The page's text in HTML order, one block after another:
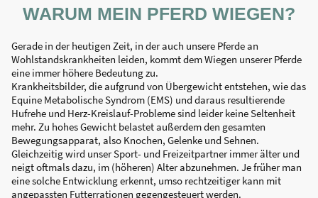
WARUM MEIN PFERD WIEGEN?
Gerade in der heutigen Zeit, in der auch unsere Pferde an
Wohlstandskrankheiten leiden, kommt dem Wiegen unserer Pferde
eine immer höhere Bedeutung zu.
Krankheitsbilder, die aufgrund von Übergewicht entstehen, wie das
Equine Metabolische Syndrom (EMS) und daraus resultierende
Hufrehe und Herz-Kreislauf-Probleme sind leider keine Seltenheit
mehr. Zu hohes Gewicht belastet außerdem den gesamten
Bewegungsapparat, also Knochen, Gelenke und Sehnen.
Gleichzeitig wird unser Sport- und Freizeitpartner immer älter und
neigt oftmals dazu, im (höheren) Alter abzunehmen. Je früher man
eine solche Entwicklung erkennt, umso rechtzeitiger kann mit
angepassten Futterrationen gegengesteuert werden.